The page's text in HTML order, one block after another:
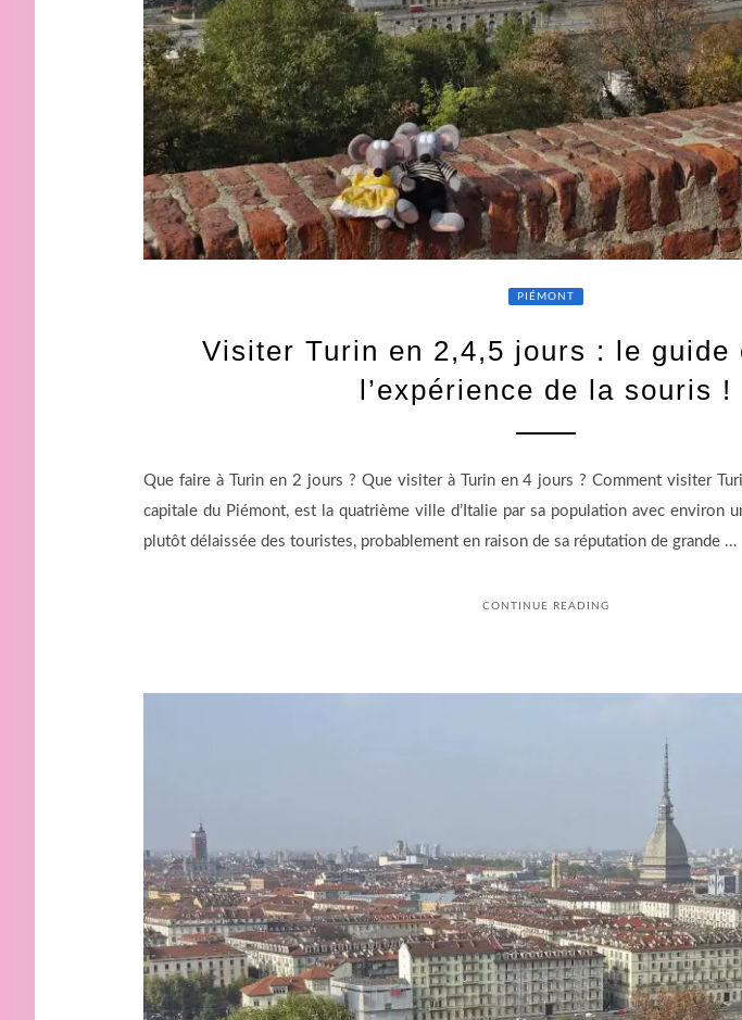
PIÉMONT
Visiter Turin en 2,4,5 jours : le guide
l’expérience de la souris !
Que faire à Turin en 2 jours ? Que visiter à Turin en 4 jours ? Comment visiter
capitale du Piémont, est la quatrième ville d’Italie par sa population avec environ
plutôt délaissée des touristes, probablement en raison de sa réputation de grande …
CONTINUE READING